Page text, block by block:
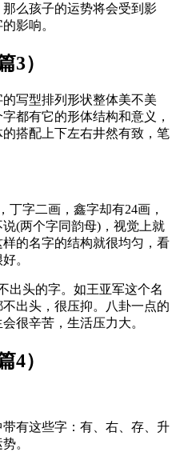
么孩子的运势将会受到影
影响。
3）
写型排列形状整体美不美
都有它的形体结构和意义，
搭配上下左右井然有致，笔
丁字二画，鑫字却有24画，
(两个字同韵母)，视觉上就
的名字的结构就很均匀，看
。
出头的字。如王亚军这个名
出头，很压抑。八卦一点的
很辛苦，生活压力大。
4）
有这些字：有、右、存、升
。